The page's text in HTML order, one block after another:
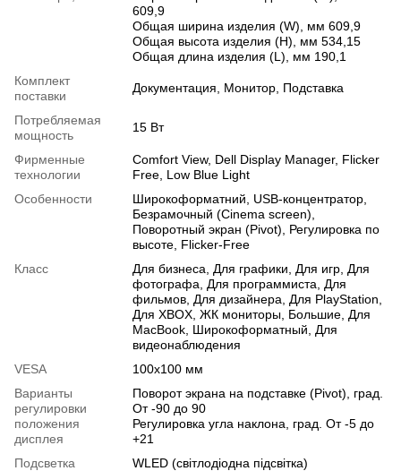
609,9
Общая ширина изделия (W), мм 609,9
Общая высота изделия (H), мм 534,15
Общая длина изделия (L), мм 190,1
Комплект
поставки
Документация, Монитор, Подставка
Потребляемая
мощность
15 Вт
Фирменные
технологии
Comfort View, Dell Display Manager, Flicker
Free, Low Blue Light
Особенности
Широкоформатний USB-концентратор
Безрамочный (Сinema screen)
Поворотный экран (Pivot)
Регулировка по
высоте Flicker-Free
Класс
Для бизнеса Для графики Для игр Для
фотографа
Для программиста
Для
фильмов Для дизайнера Для PlayStation
Для XBOX ЖК мониторы Большие Для
MacBook Широкоформатный
Для
видеонаблюдения
VESA
100х100 мм
Варианты
регулировки
положения
дисплея
Поворот экрана на подставке (Pivot), град.
От -90 до 90
Регулировка угла наклона, град. От -5 до
+21
Подсветка
WLED (світлодіодна підсвітка)